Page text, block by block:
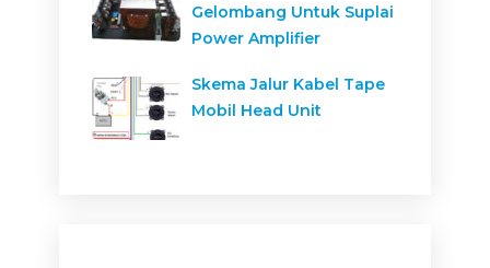
Gelombang Untuk Suplai
Power Amplifier
Skema Jalur Kabel Tape
Mobil Head Unit